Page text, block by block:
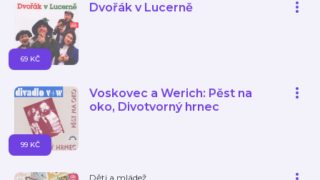
Dvořák v Lucerně
69 KČ
Voskovec a Werich: Pěst na
oko, Divotvorný hrnec
99 KČ
Děti a mládež